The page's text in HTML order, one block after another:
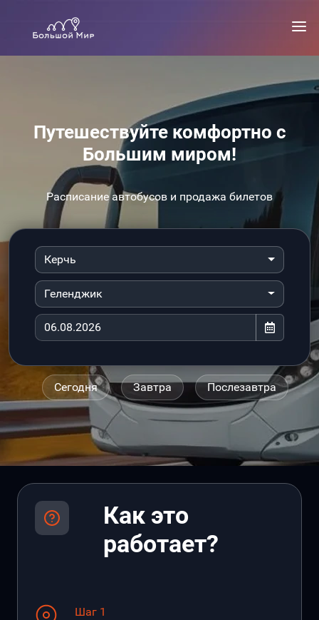
Путешествуйте комфортно с
Большим миром!
Расписание автобусов и продажа билетов
Керчь
Геленджик
Сегодня Завтра Послезавтра
Как это
работает?
Шаг 1